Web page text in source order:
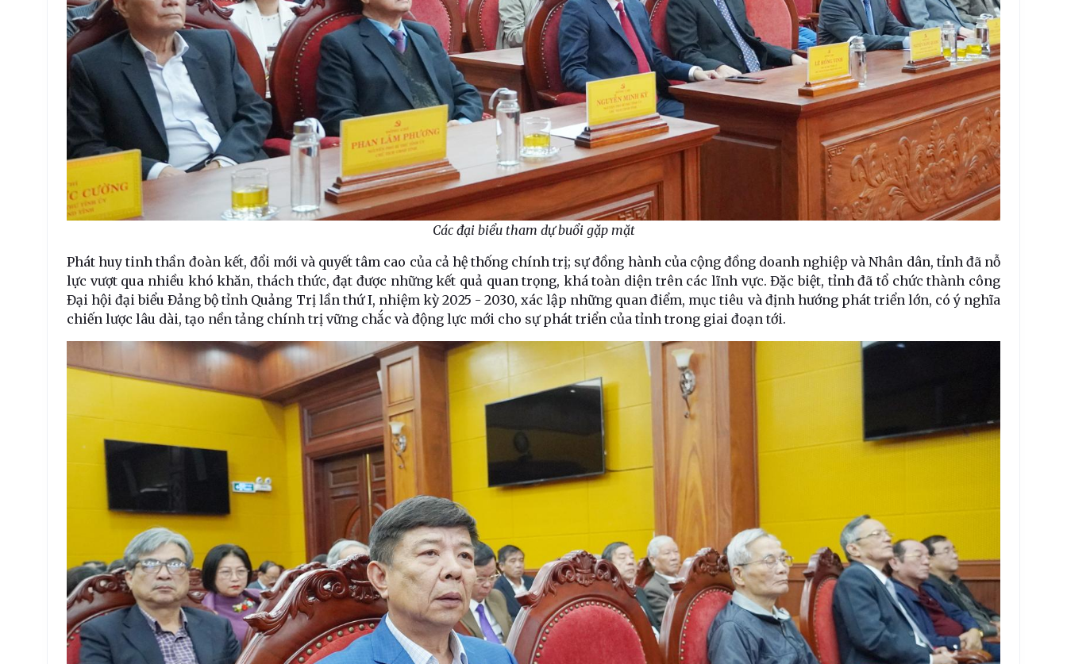
Các đại biểu tham dự buổi gặp mặt
Phát huy tinh thần đoàn kết, đổi mới và quyết tâm cao của cả hệ thống chính trị; sự đồng hành của cộng đồng doanh nghiệp và Nhân dân, tỉnh đã nỗ
lực vượt qua nhiều khó khăn, thách thức, đạt được những kết quả quan trọng, khá toàn diện trên các lĩnh vực. Đặc biệt, tỉnh đã tổ chức thành công
Đại hội đại biểu Đảng bộ tỉnh Quảng Trị lần thứ I, nhiệm kỳ 2025 - 2030, xác lập những quan điểm, mục tiêu và định hướng phát triển lớn, có ý nghĩa
chiến lược lâu dài, tạo nền tảng chính trị vững chắc và động lực mới cho sự phát triển của tỉnh trong giai đoạn tới.